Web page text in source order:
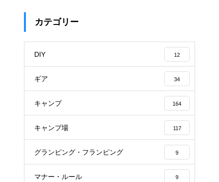
カテゴリー
DIY 12
ギア 34
キャンプ 164
キャンプ場 117
グランピング・フランピング 9
マナー・ルール 9